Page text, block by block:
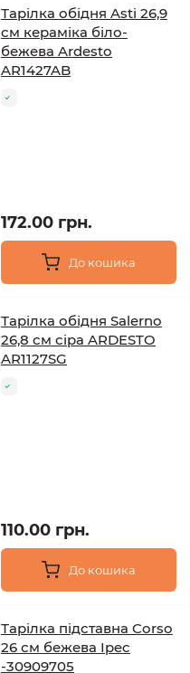
Тарілка обідня Asti 26,9
см кераміка біло-
бежева Ardesto
AR1427AB
172.00 грн.
До кошика
Тарілка обідня Salerno
26,8 см сіра ARDESTO
AR1127SG
110.00 грн.
До кошика
Тарілка підставна Corso
26 см бежева Ipec
-30909705